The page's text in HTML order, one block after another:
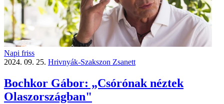
Napi friss
2024. 09. 25. Hrivnyák-Szakszon Zsanett
Bochkor Gábor: „Csórónak néztek
Olaszországban"